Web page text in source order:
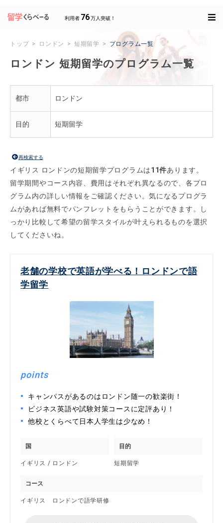
利用者 76万人突破！
トップ ロンドン 短期留学 プログラム一覧
ロンドン 短期留学のプログラム一覧
都市 ロンドン
目的 短期留学
再検索する
イギリス ロンドンの短期留学プログラムは11件あります。
留学期間やコース内容、費用はそれぞれ異なるので、各プロ
グラム内の詳しい情報をご確認ください。気になるプログラ
ムがあれば無料でパンフレットをもらうことができます。し
っかり比較して希望の留学スタイルが叶えられるものを選択
してくださいね。
老舗の学校で英語が学べる！ロンドンで語
学留学
points
キャンパスがあるのはロンドン随一の歓楽街！
ビジネス英語や試験対策コースに定評あり！
他校とくらべて日本人学生は少なめ！
国
イギリス / ロンドン
目的
短期留学
コース
イギリス ロンドンで語学研修